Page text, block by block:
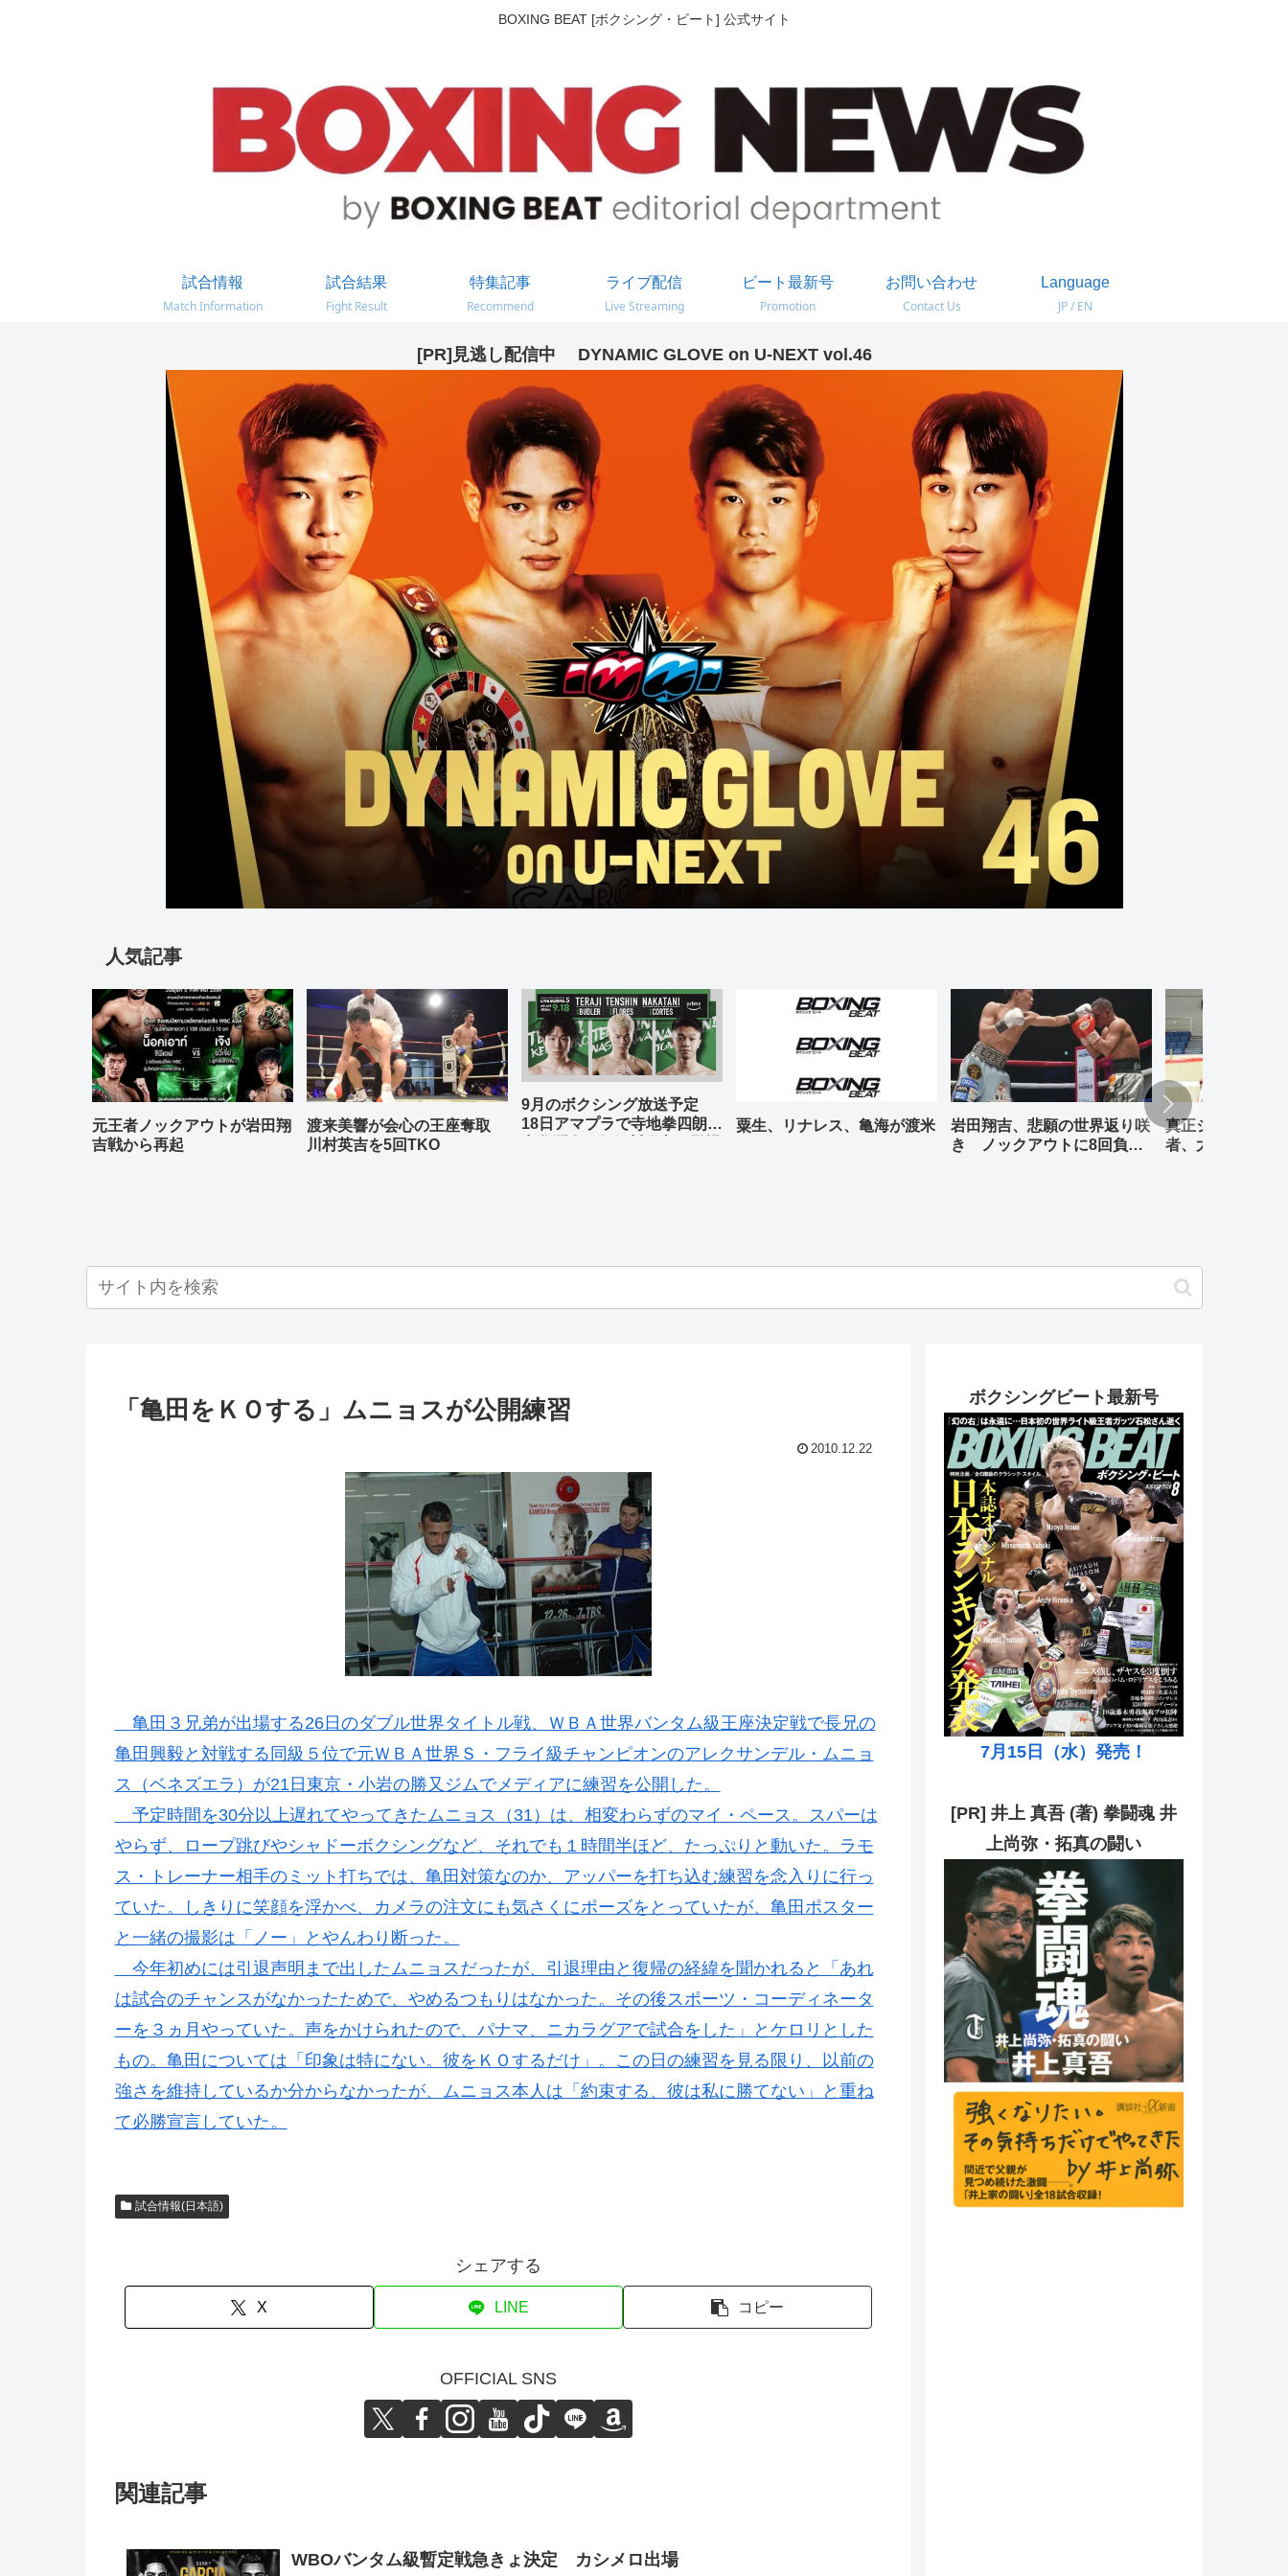
BOXING BEAT [ボクシング・ビート] 公式サイト
試合情報
Match Information
試合結果
Fight Result
特集記事
Recommend
ライブ配信
Live Streaming
ビート最新号
Promotion
お問い合わせ
Contact Us
Language
JP / EN
[PR]見逃し配信中 DYNAMIC GLOVE on U-NEXT vol.46
人気記事
元王者ノックアウトが岩田翔
吉戦から再起
渡来美響が会心の王座奪取
川村英吉を5回TKO
9月のボクシング放送予定
18日アマプラで寺地拳四朗、
粟生、リナレス、亀海が渡米
岩田翔吉、悲願の世界返り咲
き ノックアウトに8回負傷
真正ジムの元
者、大橋哲朗、
「亀田をＫＯする」ムニョスが公開練習
2010.12.22
亀田３兄弟が出場する26日のダブル世界タイトル戦、ＷＢＡ世界バンタム級王座決定戦で長兄の
亀田興毅と対戦する同級５位で元ＷＢＡ世界Ｓ・フライ級チャンピオンのアレクサンデル・ムニョ
ス（ベネズエラ）が21日東京・小岩の勝又ジムでメディアに練習を公開した。
予定時間を30分以上遅れてやってきたムニョス（31）は、相変わらずのマイ・ペース。スパーは
やらず、ロープ跳びやシャドーボクシングなど、それでも１時間半ほど、たっぷりと動いた。ラモ
ス・トレーナー相手のミット打ちでは、亀田対策なのか、アッパーを打ち込む練習を念入りに行っ
ていた。しきりに笑顔を浮かべ、カメラの注文にも気さくにポーズをとっていたが、亀田ポスター
と一緒の撮影は「ノー」とやんわり断った。
今年初めには引退声明まで出したムニョスだったが、引退理由と復帰の経緯を聞かれると「あれ
は試合のチャンスがなかったためで、やめるつもりはなかった。その後スポーツ・コーディネータ
ーを３ヵ月やっていた。声をかけられたので、パナマ、ニカラグアで試合をした」とケロリとした
もの。亀田については「印象は特にない。彼をＫＯするだけ」。この日の練習を見る限り、以前の
強さを維持しているか分からなかったが、ムニョス本人は「約束する、彼は私に勝てない」と重ね
て必勝宣言していた。
試合情報(日本語)
シェアする
X LINE コピー
OFFICIAL SNS
関連記事
WBOバンタム級暫定戦急きょ決定 カシメロ出場
ボクシングビート最新号
7月15日（水）発売！
[PR] 井上 真吾 (著) 拳闘魂 井
上尚弥・拓真の闘い